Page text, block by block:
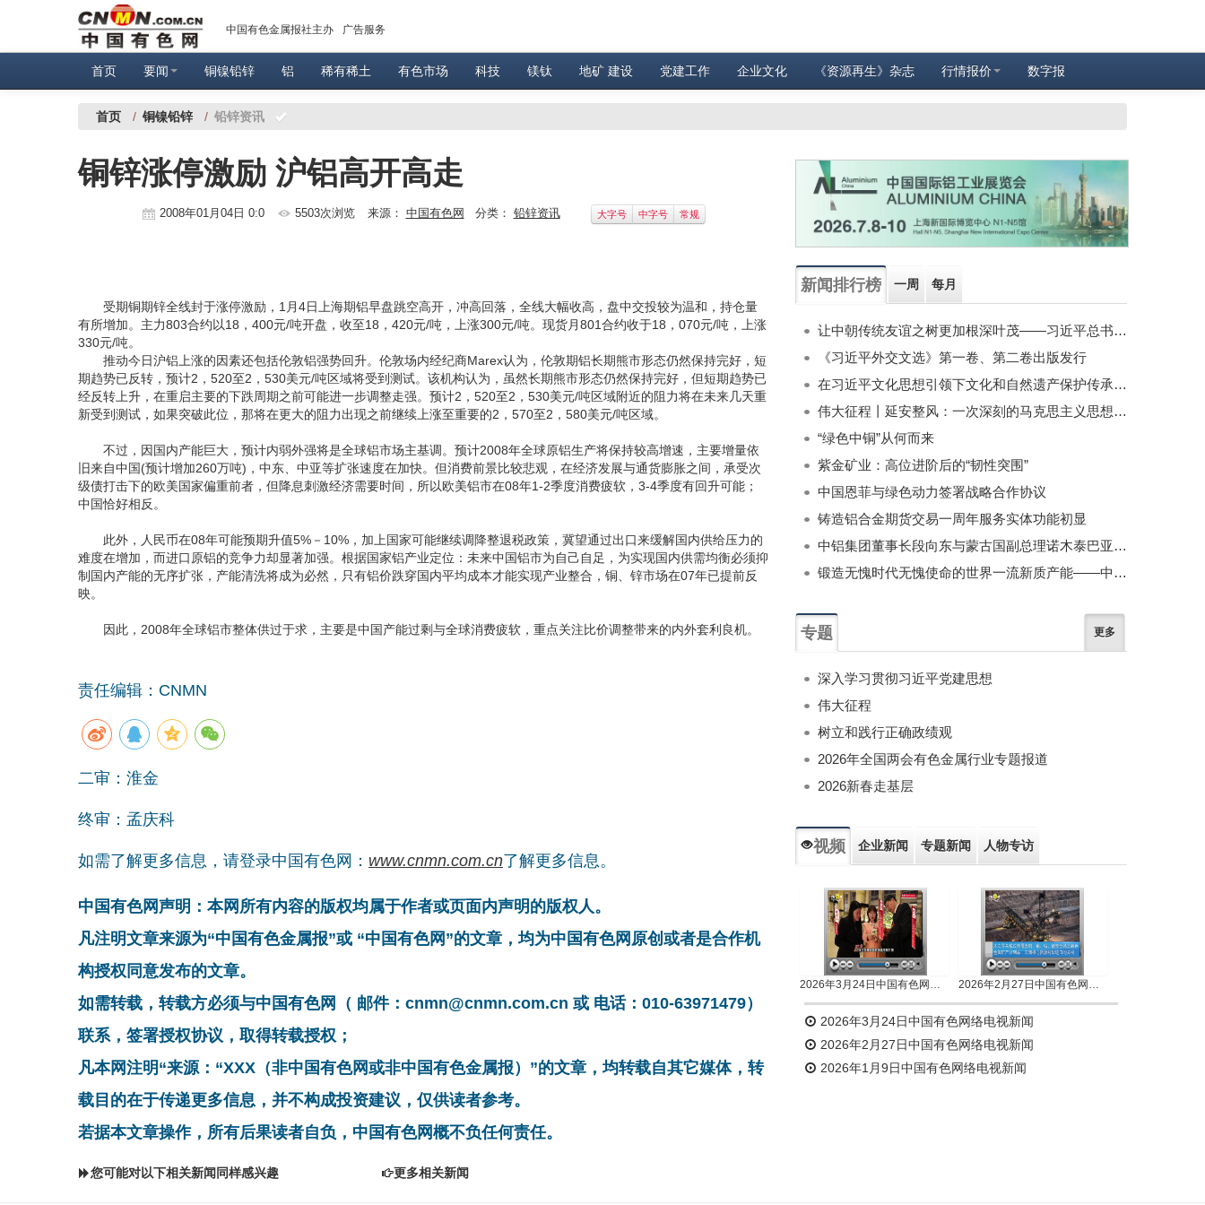
中国有色金属报社主办 广告服务
首页 要闻 铜镍铅锌 铝 稀有稀土 有色市场 科技 镁钛 地矿 建设 党建工作 企业文化 《资源再生》杂志 行情报价 数字报
首页 / 铜镍铅锌 / 铅锌资讯
铜锌涨停激励 沪铝高开高走
2008年01月04日 0:0 5503次浏览 来源： 中国有色网 分类： 铅锌资讯 大字号 中字号 常规
受期铜期锌全线封于涨停激励，1月4日上海期铝早盘跳空高开，冲高回落，全线大幅收高，盘中交投较为温和，持仓量
有所增加。主力803合约以18，400元/吨开盘，收至18，420元/吨，上涨300元/吨。现货月801合约收于18，070元/吨，上涨
330元/吨。
推动今日沪铝上涨的因素还包括伦敦铝强势回升。伦敦场内经纪商Marex认为，伦敦期铝长期熊市形态仍然保持完好，短
期趋势已反转，预计2，520至2，530美元/吨区域将受到测试。该机构认为，虽然长期熊市形态仍然保持完好，但短期趋势已
经反转上升，在重启主要的下跌周期之前可能进一步调整走强。预计2，520至2，530美元/吨区域附近的阻力将在未来几天重
新受到测试，如果突破此位，那将在更大的阻力出现之前继续上涨至重要的2，570至2，580美元/吨区域。
不过，因国内产能巨大，预计内弱外强将是全球铝市场主基调。预计2008年全球原铝生产将保持较高增速，主要增量依
旧来自中国(预计增加260万吨)，中东、中亚等扩张速度在加快。但消费前景比较悲观，在经济发展与通货膨胀之间，承受次
级债打击下的欧美国家偏重前者，但降息刺激经济需要时间，所以欧美铝市在08年1-2季度消费疲软，3-4季度有回升可能；
中国恰好相反。
此外，人民币在08年可能预期升值5%－10%，加上国家可能继续调降整退税政策，冀望通过出口来缓解国内供给压力的
难度在增加，而进口原铝的竞争力却显著加强。根据国家铝产业定位：未来中国铝市为自己自足，为实现国内供需均衡必须抑
制国内产能的无序扩张，产能清洗将成为必然，只有铝价跌穿国内平均成本才能实现产业整合，铜、锌市场在07年已提前反
映。
因此，2008年全球铝市整体供过于求，主要是中国产能过剩与全球消费疲软，重点关注比价调整带来的内外套利良机。
责任编辑：CNMN
二审：淮金
终审：孟庆科
如需了解更多信息，请登录中国有色网： www.cnmn.com.cn了解更多信息。
中国有色网声明：本网所有内容的版权均属于作者或页面内声明的版权人。
凡注明文章来源为“中国有色金属报”或 “中国有色网”的文章，均为中国有色网原创或者是合作机
构授权同意发布的文章。
如需转载，转载方必须与中国有色网（ 邮件：cnmn@cnmn.com.cn 或 电话：010-63971479）
联系，签署授权协议，取得转载授权；
凡本网注明“来源：“XXX（非中国有色网或非中国有色金属报）”的文章，均转载自其它媒体，转
载目的在于传递更多信息，并不构成投资建议，仅供读者参考。
若据本文章操作，所有后果读者自负，中国有色网概不负任何责任。
您可能对以下相关新闻同样感兴趣 更多相关新闻
新闻排行榜 一周 每月
让中朝传统友谊之树更加根深叶茂——习近平总书记对朝鲜进行国事访问纪实
《习近平外交文选》第一卷、第二卷出版发行
在习近平文化思想引领下文化和自然遗产保护传承利用工作开创新局面
伟大征程丨延安整风：一次深刻的马克思主义思想教育运动
“绿色中铜”从何而来
紫金矿业：高位进阶后的“韧性突围”
中国恩菲与绿色动力签署战略合作协议
铸造铝合金期货交易一周年服务实体功能初显
中铝集团董事长段向东与蒙古国副总理诺木泰巴亚尔举行会谈
锻造无愧时代无愧使命的世界一流新质产能——中国有色金属工业的战略应对与破局之道（二）
专题 更多
深入学习贯彻习近平党建思想
伟大征程
树立和践行正确政绩观
2026年全国两会有色金属行业专题报道
2026新春走基层
视频 企业新闻 专题新闻 人物专访
2026年3月24日中国有色网络电视新闻 2026年2月27日中国有色网络电视新闻
2026年3月24日中国有色网络电视新闻
2026年2月27日中国有色网络电视新闻
2026年1月9日中国有色网络电视新闻